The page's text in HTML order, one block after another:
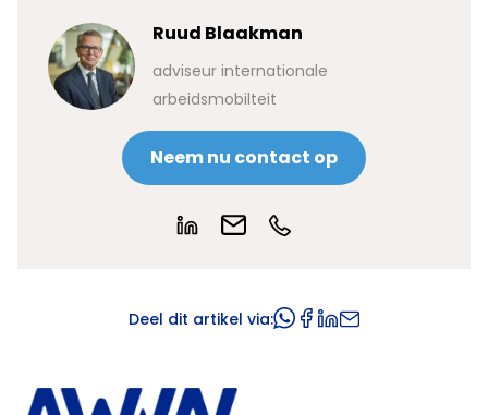
Ruud Blaakman
adviseur internationale
arbeidsmobilteit
Neem nu contact op
Deel dit artikel via: